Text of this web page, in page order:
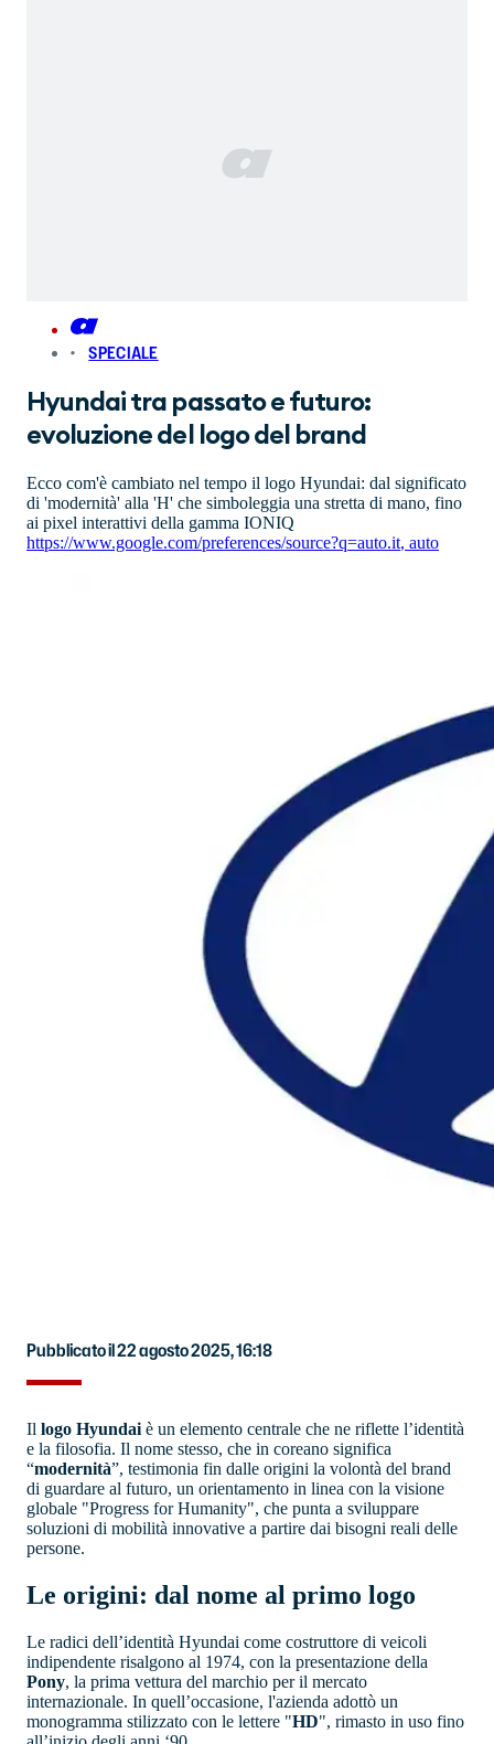
SPECIALE
Hyundai tra passato e futuro:
evoluzione del logo del brand
Ecco com'è cambiato nel tempo il logo Hyundai: dal significato
di 'modernità' alla 'H' che simboleggia una stretta di mano, fino
ai pixel interattivi della gamma IONIQ
https://www.google.com/preferences/source?q=auto.it, auto
Pubblicato il 22 agosto 2025, 16:18
Il logo Hyundaiè un elemento centrale che ne riflette l’identità
e la filosofia. Il nome stesso, che in coreano significa
“modernità”, testimonia fin dalle origini la volontà del brand
di guardare al futuro, un orientamento in linea con la visione
globale "Progress for Humanity", che punta a sviluppare
soluzioni di mobilità innovative a partire dai bisogni reali delle
persone.
Le origini: dal nome al primo logo
Le radici dell’identità Hyundai come costruttore di veicoli
indipendente risalgono al 1974, con la presentazione della
Pony, la prima vettura del marchio per il mercato
internazionale. In quell’occasione, l'azienda adottò un
monogramma stilizzato con le lettere "HD", rimasto in uso fino